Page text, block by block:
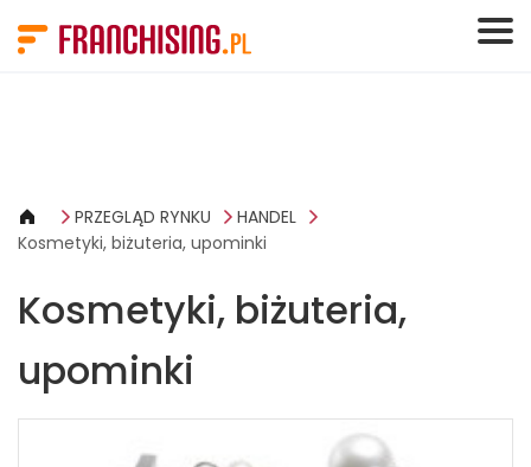
PRZEGLĄD RYNKU
HANDEL
Kosmetyki, biżuteria, upominki
Kosmetyki, biżuteria,
upominki